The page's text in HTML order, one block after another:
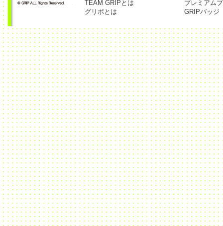
TEAM GRIPとは
グリポとは
プレミアム
GRIPバッジ